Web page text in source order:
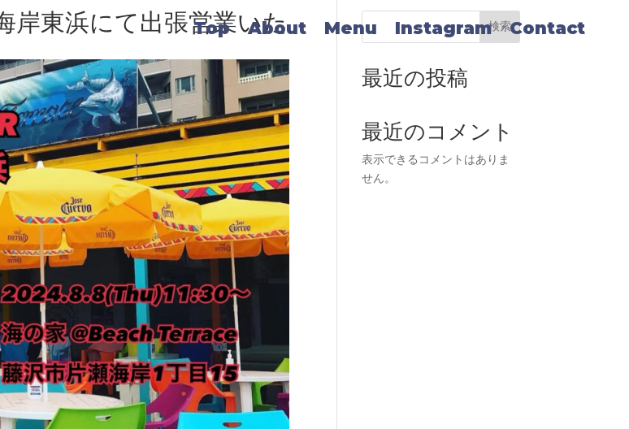
Top About Menu Instagram Contact
岸東浜にて出張営業いた
検索
最近の投稿
最近のコメント
表示できるコメントはありま
せん。